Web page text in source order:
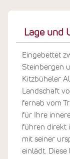
Lage und
Eingebettet
Steinbergen
Kitzbüheler
Landschaft
fernab vom
für Ihre
führen direkt
mit seiner
einlädt.